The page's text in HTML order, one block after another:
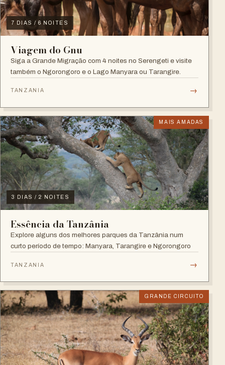
7 DIAS / 6 NOITES
Viagem do Gnu
Siga a Grande Migração com 4 noites no Serengeti e visite
também o Ngorongoro e o Lago Manyara ou Tarangire.
TANZANIA →
MAIS AMADAS
3 DIAS / 2 NOITES
Essência da Tanzânia
Explore alguns dos melhores parques da Tanzânia num
curto período de tempo: Manyara, Tarangire e Ngorongoro
TANZANIA →
GRANDE CIRCUITO